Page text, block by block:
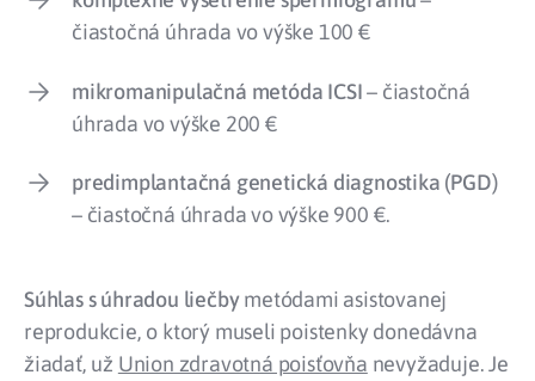
čiastočná úhrada vo výške 100 €
mikromanipulačná metóda ICSI– čiastočná
úhrada vo výške 200 €
predimplantačná genetická diagnostika (PGD)
– čiastočná úhrada vo výške 900 €.
Súhlas s úhradou liečbymetódami asistovanej
reprodukcie, o ktorý museli poistenky donedávna
žiadať, už Union zdravotná poisťovňa nevyžaduje. Je